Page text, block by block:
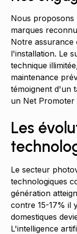
Nous proposons
marques
Notre assurance
l'installation. Le
technique
maintenance
témoignent d'un
un Net Promoter
Les
Le secteur
technologiques
génération
contre 15-17% il
domestiques
L'intelligence